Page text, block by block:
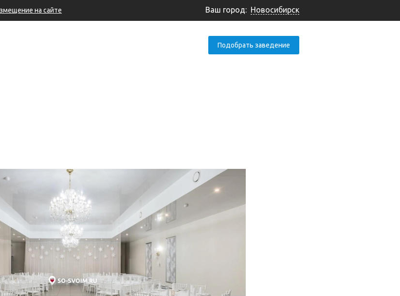
на сайте Ваш город: Новосибирск
Подобрать заведение